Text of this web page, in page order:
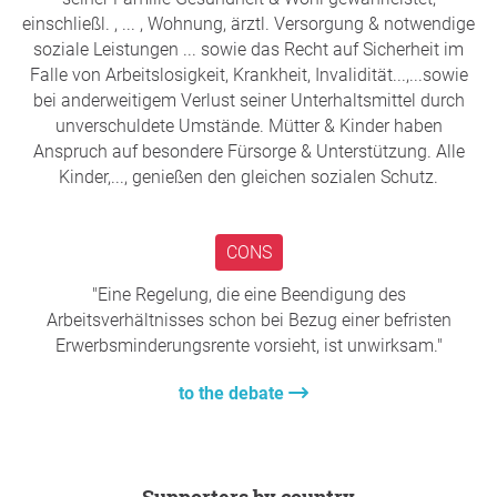
Grundpflege komplett ausschöpfen, so die
Argumentation.
DiePerspektive: ALGII bzw. Sozialgeld, besonderer Bedarf
bislang aber nicht bewilligt, Unterlagen gehen verloren
beim Hochladen? Man muss sich dummen Fragen
stellen...; z.B., ob ein zehn Jahre altes Kind mit GdB100
schon mal Schwierigkeiten in der Arbeitswelt hatte ob
Der Behandlungsfehler hinterlässt bei mir als Mutter
bleibende Narben. Bandscheibenvorfälle, immer die
Angst, dass mein Kind durch böse Keime, oder durch
schlechtere Versorgungsmodalitätenwieder in
Lebensgefahr gerät, sowie viel
meine ständigen Begleiter.
einschließl. , ... , Wohnung, ärztl. Versorgung & notwendige
soziale Leistungen ... sowie das Recht auf Sicherheit im
Falle von Arbeitslosigkeit, Krankheit, Invalidität...,...sowie
bei anderweitigem Verlust seiner Unterhaltsmittel durch
unverschuldete Umstände. Mütter & Kinder haben
Anspruch auf besondere Fürsorge & Unterstützung. Alle
Kinder,..., genießen den gleichen sozialen Schutz.
CONS
"Eine Regelung, die eine Beendigung des
Arbeitsverhältnisses schon bei Bezug einer befristen
Erwerbsminderungsrente vorsieht, ist unwirksam."
to the debate